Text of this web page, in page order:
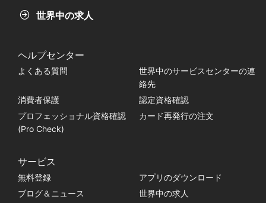
世界中の求人
ヘルプセンター
よくある質問
世界中のサービスセンターの連
絡先
消費者保護
認定資格確認
プロフェッショナル資格確認
(Pro Check)
カード再発行の注文
サービス
無料登録
アプリのダウンロード
ブログ＆ニュース
世界中の求人